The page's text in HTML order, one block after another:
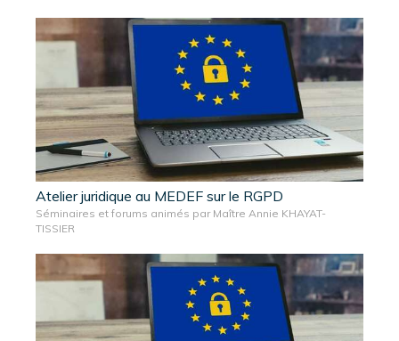
Atelier juridique au MEDEF sur le RGPD
Séminaires et forums animés par Maître Annie KHAYAT-
TISSIER